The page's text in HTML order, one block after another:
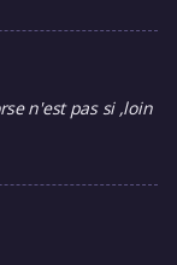
n'est pas si ,loin